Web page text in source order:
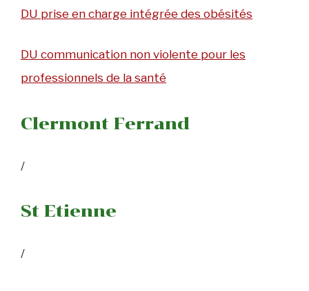
DU prise en charge intégrée des obésités
DU communication non violente pour les
professionnels de la santé
Clermont Ferrand
/
St Etienne
/